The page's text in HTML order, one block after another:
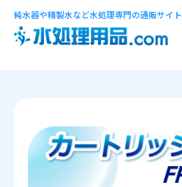
純水器や精製水など水処理専門の通販サイト